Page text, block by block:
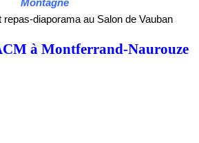
Montagne
diaporama au Salon de Vauban
à Montferrand-Naurouze